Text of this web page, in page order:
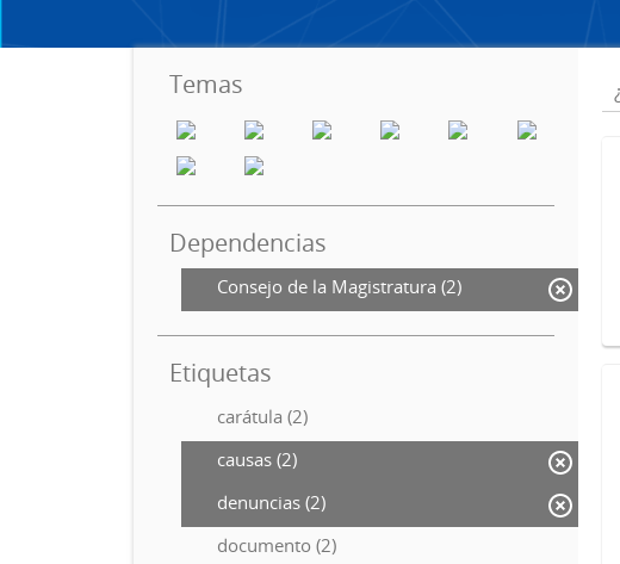
Temas
Dependencias
Consejo de la Magistratura (2)
Etiquetas
carátula (2)
causas (2)
denuncias (2)
documento (2)